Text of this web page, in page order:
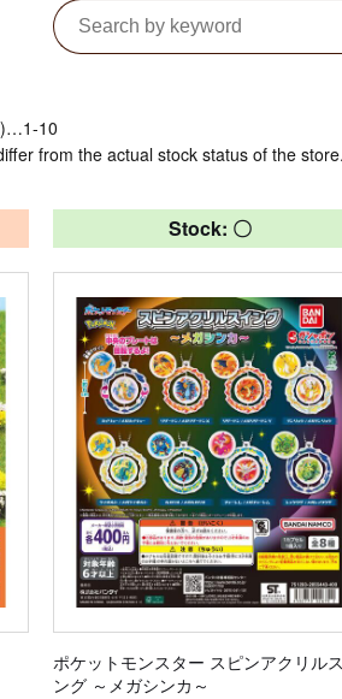
10
from the actual stock status of the store.
Stock: 〇
ポケットモンスター スピンアクリル
ング ～メガシンカ～